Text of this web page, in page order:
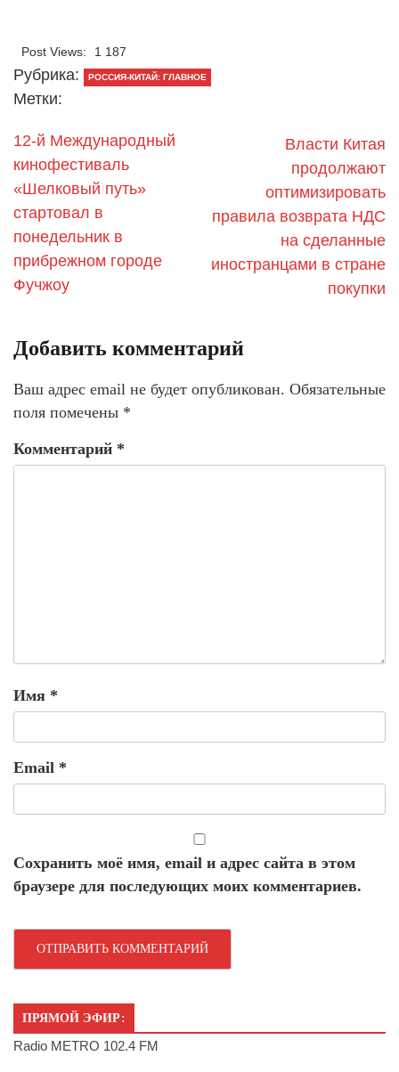
Post Views: 1 187
Рубрика: РОССИЯ-КИТАЙ: ГЛАВНОЕ
Метки:
12-й Международный
кинофестиваль
«Шелковый путь»
стартовал в
понедельник в
прибрежном городе
Фучжоу
Власти Китая
продолжают
оптимизировать
правила возврата НДС
на сделанные
иностранцами в стране
покупки
Добавить комментарий
Ваш адрес email не будет опубликован. Обязательные
поля помечены *
Комментарий *
Имя *
Email *
Сохранить моё имя, email и адрес сайта в этом
браузере для последующих моих комментариев.
ПРЯМОЙ ЭФИР:
Radio METRO 102.4 FM